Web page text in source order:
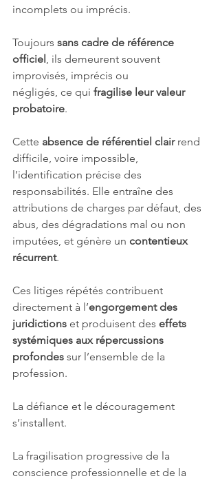
incomplets ou imprécis.
Toujours sans cadre de référence
officiel , ils demeurent souvent
improvisés, imprécis ou
négligés, ce qui fragilise leur valeur
probatoire.
Cette absence de référentiel clair rend
difficile, voire impossible,
l’identification précise des
responsabilités. Elle entraîne des
attributions de charges par défaut, des
abus, des dégradations mal ou non
imputées, et génère un contentieux
récurrent.
Ces litiges répétés contribuent
directement à l’engorgement des
juridictions et produisent des effets
systémiques aux répercussions
profondes sur l’ensemble de la
profession.
La défiance et le découragement
s’installent.
La fragilisation progressive de la
conscience professionnelle et de la